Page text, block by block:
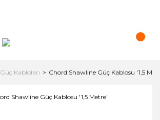
Güç Kabloları Chord Shawline Güç Kablosu '1,5